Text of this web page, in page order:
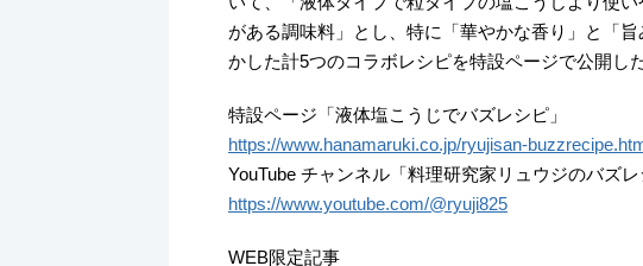
がある調味料」とし、特に「華やかな香り」と「
かした計5つのコラボレシピを特設ページで公開した
特設ページ「液体塩こうじでバズレシピ」
https://www.hanamaruki.co.jp/ryujisan-
YouTube チャンネル「料理研究家リュウジのバズレ
https://www.youtube.com/@ryuji825
WEB限定記事